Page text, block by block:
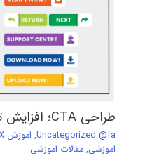
طراحی CTA؛ افزایش تعامل کاربر
Uncategorized @fa
, اموزش UI/UX
اموزشی, مقالات اموزشی